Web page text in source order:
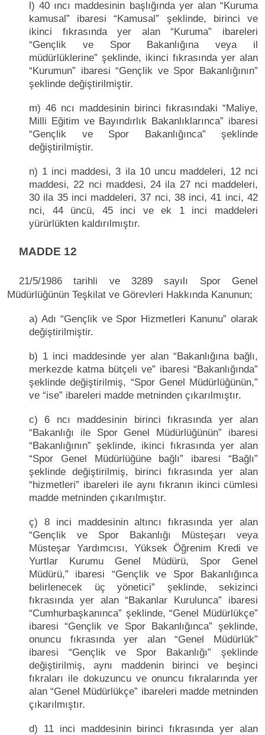
l) 40 ıncı maddesinin başlığında yer alan “Kuruma
kamusal” ibaresi “Kamusal” şeklinde, birinci ve
ikinci fıkrasında yer alan “Kuruma” ibareleri
“Gençlik ve Spor Bakanlığına veya il
müdürlüklerine” şeklinde, ikinci fıkrasında yer alan
“Kurumun” ibaresi “Gençlik ve Spor Bakanlığının”
şeklinde değiştirilmiştir.
m) 46 ncı maddesinin birinci fıkrasındaki “Maliye,
Milli Eğitim ve Bayındırlık Bakanlıklarınca” ibaresi
“Gençlik ve Spor Bakanlığınca” şeklinde
değiştirilmiştir.
n) 1 inci maddesi, 3 ila 10 uncu maddeleri, 12 nci
maddesi, 22 nci maddesi, 24 ila 27 nci maddeleri,
30 ila 35 inci maddeleri, 37 nci, 38 inci, 41 inci, 42
nci, 44 üncü, 45 inci ve ek 1 inci maddeleri
yürürlükten kaldırılmıştır.
MADDE 12
21/5/1986 tarihli ve 3289 sayılı Spor Genel
Müdürlüğünün Teşkilat ve Görevleri Hakkında Kanunun;
a) Adı “Gençlik ve Spor Hizmetleri Kanunu” olarak
değiştirilmiştir.
b) 1 inci maddesinde yer alan “Bakanlığına bağlı,
merkezde katma bütçeli ve” ibaresi “Bakanlığında”
şeklinde değiştirilmiş, “Spor Genel Müdürlüğünün,”
ve “ise” ibareleri madde metninden çıkarılmıştır.
c) 6 ncı maddesinin birinci fıkrasında yer alan
“Bakanlığı ile Spor Genel Müdürlüğünün” ibaresi
“Bakanlığının” şeklinde, ikinci fıkrasında yer alan
“Spor Genel Müdürlüğüne bağlı” ibaresi “Bağlı”
şeklinde değiştirilmiş, birinci fıkrasında yer alan
“hizmetleri” ibareleri ile aynı fıkranın ikinci cümlesi
madde metninden çıkarılmıştır.
ç) 8 inci maddesinin altıncı fıkrasında yer alan
“Gençlik ve Spor Bakanlığı Müsteşarı veya
Müsteşar Yardımcısı, Yüksek Öğrenim Kredi ve
Yurtlar Kurumu Genel Müdürü, Spor Genel
Müdürü,” ibaresi “Gençlik ve Spor Bakanlığınca
belirlenecek üç yönetici” şeklinde, sekizinci
fıkrasında yer alan “Bakanlar Kurulunca” ibaresi
“Cumhurbaşkanınca” şeklinde, “Genel Müdürlükçe”
ibaresi “Gençlik ve Spor Bakanlığınca” şeklinde,
onuncu fıkrasında yer alan “Genel Müdürlük”
ibaresi “Gençlik ve Spor Bakanlığı” şeklinde
değiştirilmiş, aynı maddenin birinci ve beşinci
fıkraları ile dokuzuncu ve onuncu fıkralarında yer
alan “Genel Müdürlükçe” ibareleri madde metninden
çıkarılmıştır.
d) 11 inci maddesinin birinci fıkrasında yer alan